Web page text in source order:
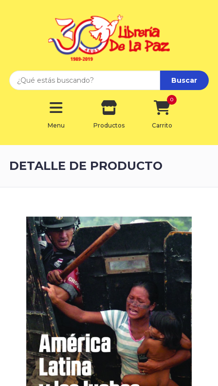
Buscar
Menu Productos Carrito
0
DETALLE DE PRODUCTO